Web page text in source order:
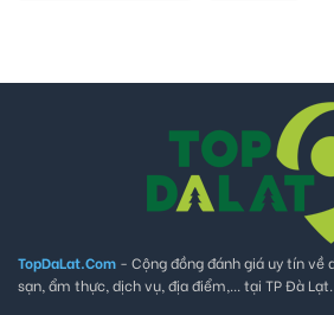
TopDaLat.Com - Cộng đồng đánh giá uy tín về
sạn, ẩm thực, dịch vụ, địa điểm,... tại TP Đà Lạt.